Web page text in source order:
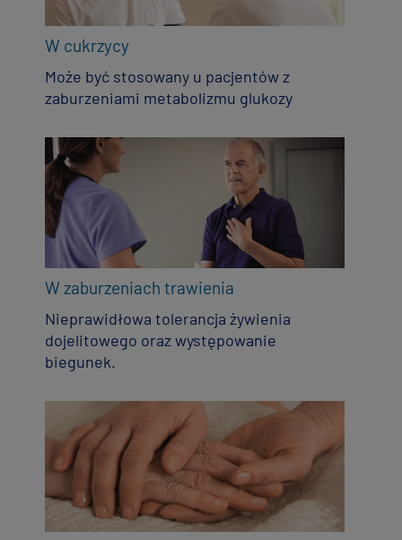
W cukrzycy
Może być stosowany u pacjentów z
zaburzeniami metabolizmu glukozy
W zaburzeniach trawienia
Nieprawidłowa tolerancja żywienia
dojelitowego oraz występowanie
biegunek.